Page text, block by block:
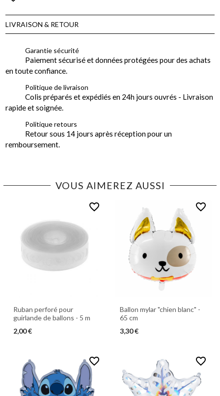
LIVRAISON & RETOUR
Garantie sécurité
Paiement sécurisé et données protégées pour des achats
en toute confiance.
Politique de livraison
Colis préparés et expédiés en 24h jours ouvrés - Livraison
rapide et soignée.
Politique retours
Retour sous 14 jours après réception pour un
remboursement.
VOUS AIMEREZ AUSSI
favorite_border
Ruban perforé pour
guirlande de ballons - 5 m
2,00 €
favorite_border
Ballon mylar "chien blanc" -
65 cm
3,30 €
favorite_border favorite_border